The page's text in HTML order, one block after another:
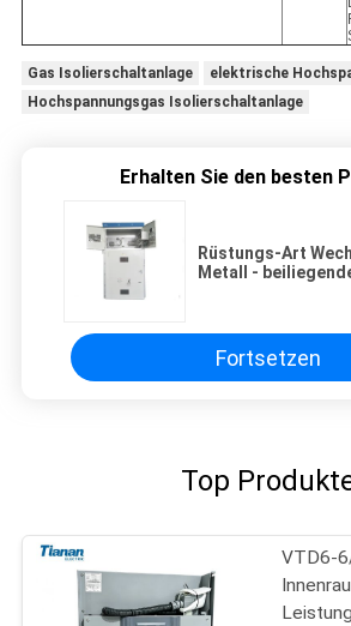
Gas Isolierschaltanlage
elektrische
Hochspannungsgas Isolierschaltanlage
Erhalten Sie den besten
Rüstungs-Art
Metall -
Fortsetzen
Top
VTD6-